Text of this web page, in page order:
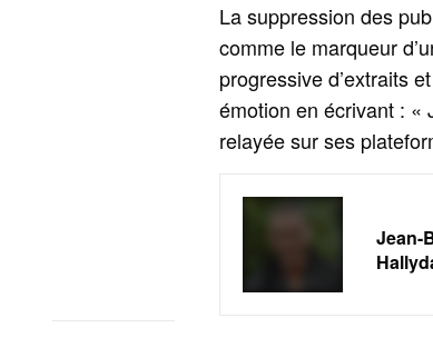
La suppression des
comme le marqueur
progressive d’extraits
émotion en écrivant : «
relayée sur ses
Jean-